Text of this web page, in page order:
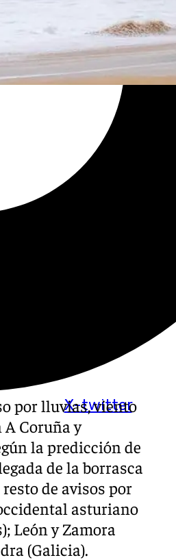
X-twitter
por lluvias, viento
A Coruña y
la predicción de
de la borrasca
resto de avisos por
asturiano
León y Zamora
(Galicia).